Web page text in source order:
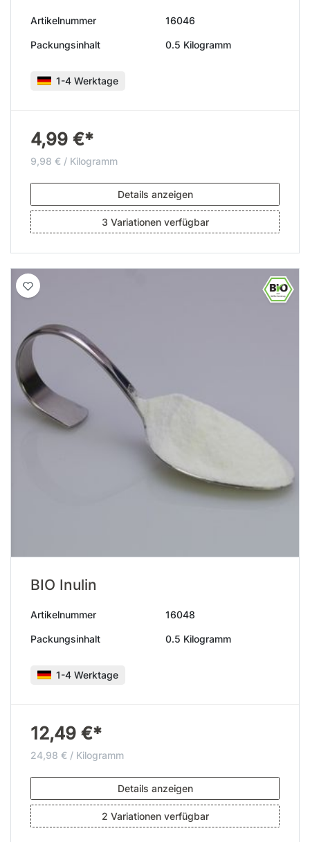
Artikelnummer 16046
Packungsinhalt 0.5 Kilogramm
1-4 Werktage
4,99 €*
9,98 € / Kilogramm
Details anzeigen
3 Variationen verfügbar
BIO Inulin
Artikelnummer 16048
Packungsinhalt 0.5 Kilogramm
1-4 Werktage
12,49 €*
24,98 € / Kilogramm
Details anzeigen
2 Variationen verfügbar